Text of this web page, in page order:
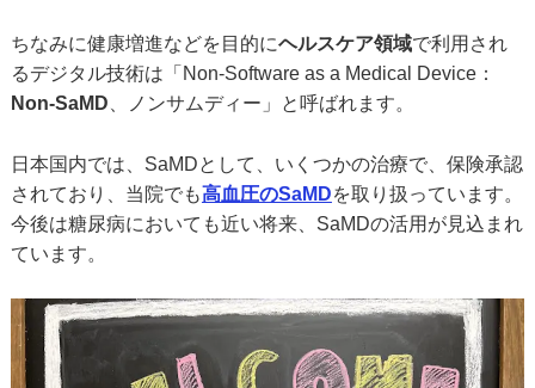
ちなみに健康増進などを目的にヘルスケア領域で利用され
るデジタル技術は「Non-Software as a Medical Device：
Non-SaMD 、ノンサムディー」と呼ばれます。
日本国内では、SaMDとして、いくつかの治療で、保険承認
されており、当院でも高血圧のSaMDを取り扱っています。
今後は糖尿病においても近い将来、SaMDの活用が見込まれ
ています。